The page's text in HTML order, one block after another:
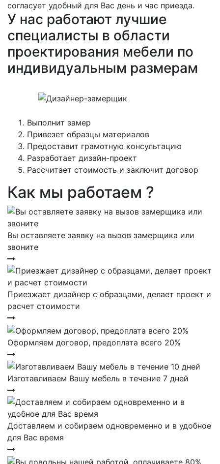
согласует удобный для Вас день и час приезда.
У нас работают лучшие
специалисты в области
проектирования мебели по
индивидуальным размерам
Выполнит замер
Привезет образцы материалов
Предоставит грамотную консультацию
Разработает дизайн-проект
Рассчитает стоимость и заключит договор
Как мы работаем ?
Вы оставляете заявку на вызов замерщика или
звоните
Приезжает дизайнер с образцами, делает проект и
расчет стоимости
Оформляем договор, предоплата всего 20%
Изготавливаем Вашу мебель в течение 7 дней
Доставляем и собираем одновременно и в удобное
для Вас время